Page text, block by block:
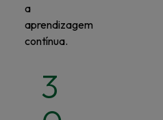
a
aprendizagem
contínua.
3